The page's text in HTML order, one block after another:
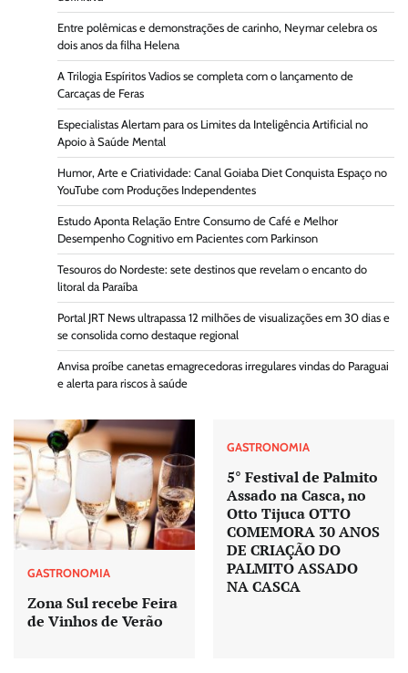
Entre polêmicas e demonstrações de carinho, Neymar celebra os
dois anos da filha Helena
A Trilogia Espíritos Vadios se completa com o lançamento de
Carcaças de Feras
Especialistas Alertam para os Limites da Inteligência Artificial no
Apoio à Saúde Mental
Humor, Arte e Criatividade: Canal Goiaba Diet Conquista Espaço no
YouTube com Produções Independentes
Estudo Aponta Relação Entre Consumo de Café e Melhor
Desempenho Cognitivo em Pacientes com Parkinson
Tesouros do Nordeste: sete destinos que revelam o encanto do
litoral da Paraíba
Portal JRT News ultrapassa 12 milhões de visualizações em 30 dias e
se consolida como destaque regional
Anvisa proíbe canetas emagrecedoras irregulares vindas do Paraguai
e alerta para riscos à saúde
GASTRONOMIA
Zona Sul recebe Feira
de Vinhos de Verão
GASTRONOMIA
5° Festival de Palmito
Assado na Casca, no
Otto Tijuca OTTO
COMEMORA 30 ANOS
DE CRIAÇÃO DO
PALMITO ASSADO
NA CASCA